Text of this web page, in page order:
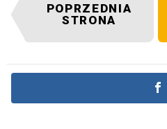
POPRZEDNIA
STRONA